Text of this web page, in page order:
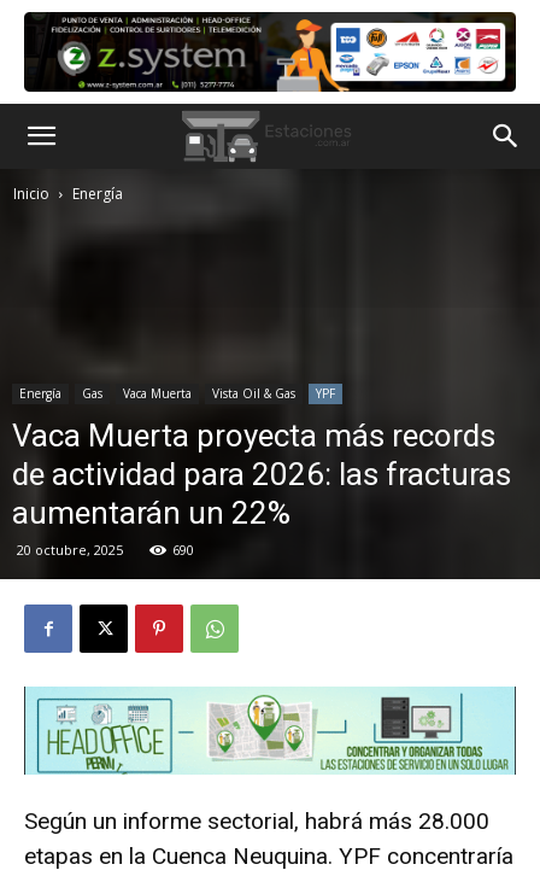
Inicio Energía
Energía Gas Vaca Muerta Vista Oil & Gas YPF
Vaca Muerta proyecta más records
de actividad para 2026: las fracturas
aumentarán un 22%
20 octubre, 2025 690
Según un informe sectorial, habrá más 28.000
etapas en la Cuenca Neuquina. YPF concentraría